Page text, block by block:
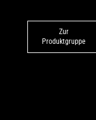
Zur
Produktgruppe